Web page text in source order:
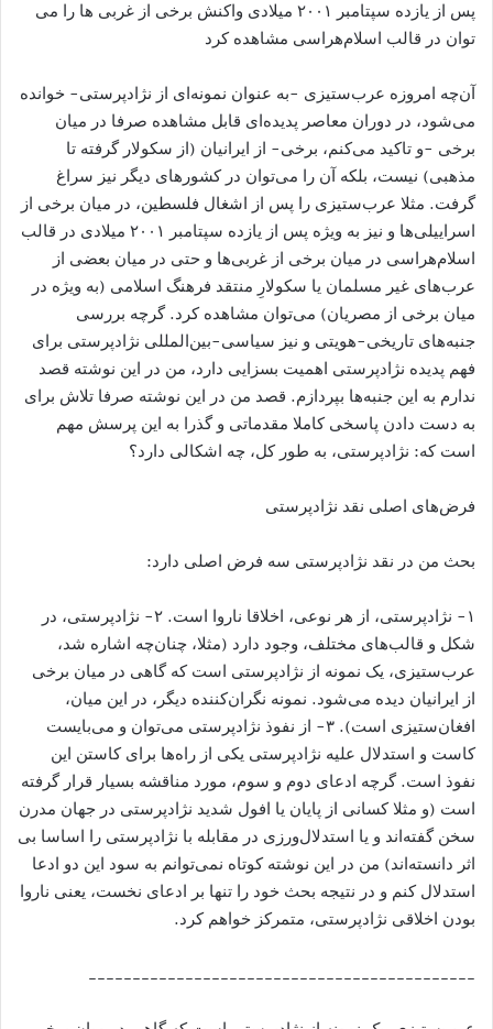
پس از یازده سپتامبر ۲۰۰۱ میلادی واکنش برخی از غربی ها را می
توان در قالب اسلام‌هراسی مشاهده کرد
آن‌چه امروزه عرب‌ستیزی -به عنوان نمونه‌ای از نژادپرستی- خوانده
می‌شود، در دوران معاصر پدیده‌ای قابل مشاهده صرفا در میان
برخی -و تاکید می‌کنم، برخی- از ایرانیان (از سکولار گرفته تا
مذهبی) نیست، بلکه آن را می‌توان در کشورهای دیگر نیز سراغ
گرفت. مثلا عرب‌ستیزی را پس از اشغال فلسطین، در میان برخی از
اسراییلی‌ها و نیز به ویژه پس از یازده سپتامبر ۲۰۰۱ میلادی در قالب
اسلام‌هراسی در میان برخی از غربی‌ها و حتی در میان بعضی از
عرب‌های غیر مسلمان یا سکولارِ منتقد فرهنگ اسلامی (به ویژه در
میان برخی از مصریان) می‌توان مشاهده کرد. گرچه بررسی
جنبه‌های تاریخی-هویتی و نیز سیاسی-بین‌المللی نژادپرستی برای
فهم پدیده نژادپرستی اهمیت بسزایی دارد، من در این نوشته قصد
ندارم به این جنبه‌ها بپردازم. قصد من در این نوشته صرفا تلاش برای
به دست دادن پاسخی کاملا مقدماتی و گذرا به این پرسش مهم
است که: نژادپرستی، به طور کل، چه اشکالی دارد؟
فرض‌های اصلی نقد نژادپرستی
بحث من در نقد نژادپرستی سه فرض اصلی دارد:
۱- نژادپرستی، از هر نوعی، اخلاقا ناروا است. ۲- نژادپرستی، در
شکل و قالب‌های مختلف، وجود دارد (مثلا، چنان‌چه اشاره شد،
عرب‌ستیزی، یک نمونه‌ از نژادپرستی است که گاهی در میان برخی
از ایرانیان دیده می‌شود. نمونه نگران‌کننده دیگر، در این میان،
افغان‌ستیزی است). ۳- از نفوذ نژادپرستی می‌توان و می‌بایست
کاست و استدلال‌ علیه نژادپرستی یکی از راه‌ها برای کاستن این
نفوذ است. گرچه ادعای دوم و سوم، مورد مناقشه بسیار قرار گرفته
است (و مثلا کسانی از پایان یا افول شدید نژادپرستی در جهان مدرن
سخن گفته‌اند و یا استدلال‌ورزی در مقابله با نژادپرستی را اساسا بی
اثر دانسته‌اند) من در این نوشته کوتاه نمی‌توانم به سود این دو ادعا
استدلال کنم و در نتیجه بحث خود را تنها بر ادعای نخست، یعنی ناروا
بودن اخلاقی نژادپرستی، متمرکز خواهم کرد.
____________________________________________